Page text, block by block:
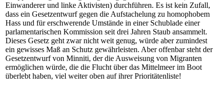
Einwanderer und linke Aktivisten) durchführen. Es ist kein Zufall,
dass ein Gesetzentwurf gegen die Aufstachelung zu homophobem
Hass und für erschwerende Umstände in einer Schublade einer
parlamentarischen Kommission seit drei Jahren Staub ansammelt.
Dieses Gesetz geht zwar nicht weit genug, würde aber zumindest
ein gewisses Maß an Schutz gewährleisten. Aber offenbar steht der
Gesetzentwurf von Minniti, der die Ausweisung von Migranten
ermöglichen würde, die die Flucht über das Mittelmeer im Boot
überlebt haben, viel weiter oben auf ihrer Prioritätenliste!